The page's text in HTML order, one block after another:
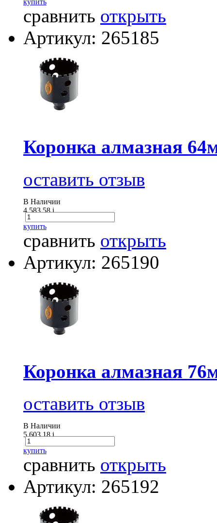
купить
сравнить открыть
Артикул: 265185
Коронка алмазная
оставить отзыв
В Наличии
4 583.58i
купить
сравнить открыть
Артикул: 265190
Коронка алмазная
оставить отзыв
В Наличии
5 603.18i
купить
сравнить открыть
Артикул: 265192